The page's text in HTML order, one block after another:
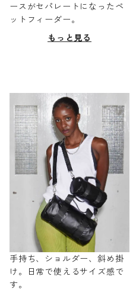
ースがセパレートになったペ
ットフィーダー。
もっと見る
手持ち、ショルダー、斜め掛
け。日常で使えるサイズ感で
す。